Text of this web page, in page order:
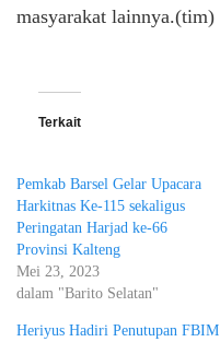
masyarakat lainnya.(tim)
Terkait
Pemkab Barsel Gelar Upacara
Harkitnas Ke-115 sekaligus
Peringatan Harjad ke-66
Provinsi Kalteng
Mei 23, 2023
dalam "Barito Selatan"
Heriyus Hadiri Penutupan FBIM